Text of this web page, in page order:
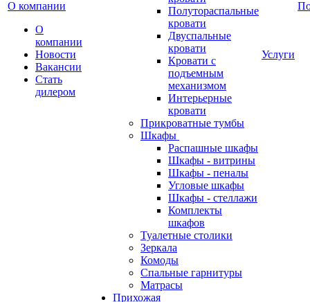
О компании
О
компании
Новости
Вакансии
Стать
дилером
Полутораспальные
кровати
Двуспальные
кровати
Кровати с
подъемным
механизмом
Интерьерные
кровати
Прикроватные тумбы
Шкафы
Распашные шкафы
Шкафы - витрины
Шкафы - пеналы
Угловые шкафы
Шкафы - стеллажи
Комплекты
шкафов
Туалетные столики
Зеркала
Комоды
Спальные гарнитуры
Матрасы
Прихожая
Услуги